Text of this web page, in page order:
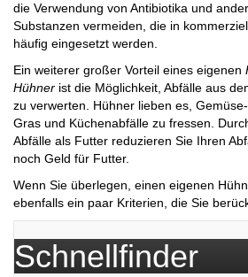
die Verwendung von Antibiotika und
Substanzen vermeiden, die in
häufig eingesetzt werden.
Ein weiterer großer Vorteil eines eigenen
Hühner ist die Möglichkeit, Abfälle aus
zu verwerten. Hühner lieben es,
Gras und Küchenabfälle zu fressen.
Abfälle als Futter reduzieren Sie Ihren
noch Geld für Futter.
Wenn Sie überlegen, einen eigenen
ebenfalls ein paar Kriterien, die Sie
Schnellfinder